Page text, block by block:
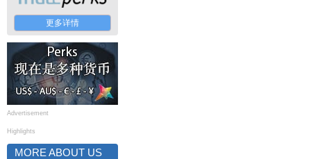
更多详情
Advertisement
Highlights
MORE ABOUT US